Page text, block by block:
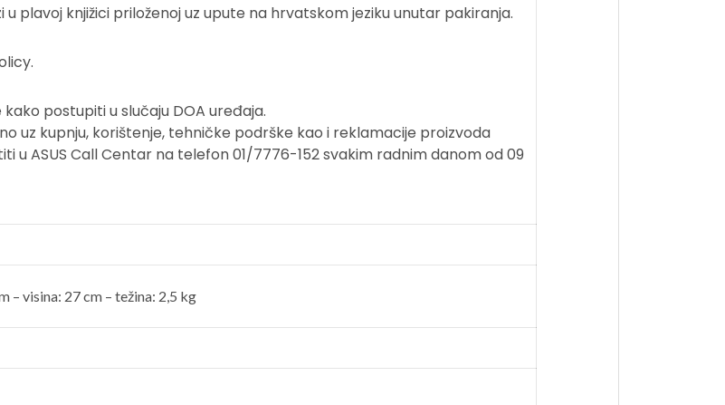
plavoj knjižici priloženoj uz upute na hrvatskom jeziku unutar pakiranja.
postupiti u slučaju DOA uređaja.
uz kupnju, korištenje, tehničke podrške kao i reklamacije proizvoda
u ASUS Call Centar na telefon 01/7776-152 svakim radnim danom od 09
– visina: 27 cm – težina: 2,5 kg